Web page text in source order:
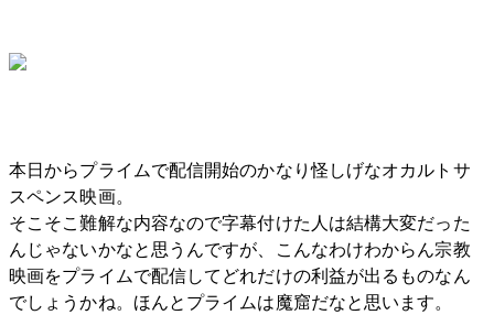
本日からプライムで配信開始のかなり怪しげなオカルトサ
スペンス映画。
そこそこ難解な内容なので字幕付けた人は結構大変だった
んじゃないかなと思うんですが、こんなわけわからん宗教
映画をプライムで配信してどれだけの利益が出るものなん
でしょうかね。ほんとプライムは魔窟だなと思います。